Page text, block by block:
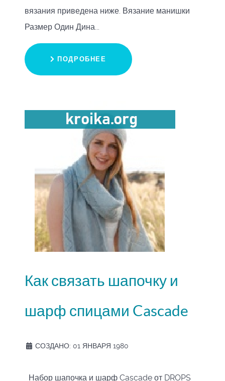
вязания приведена ниже. Вязание манишки
Размер Один Дина...
ПОДРОБНЕЕ
Как связать шапочку и
шарф спицами Cascade
СОЗДАНО: 01 ЯНВАРЯ 1980
Набор шапочка и шарф Cascade от DROPS